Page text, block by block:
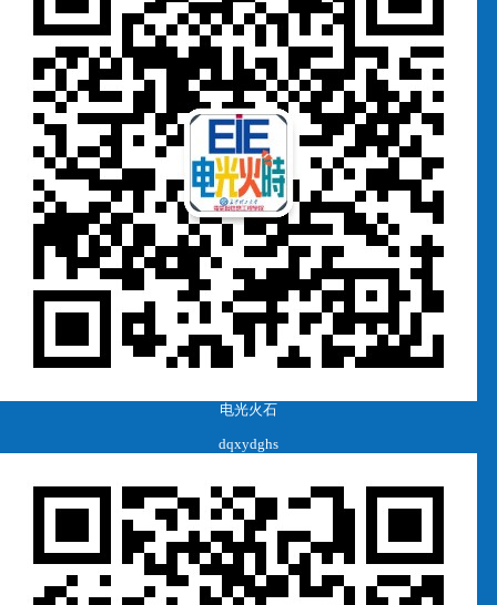
电光火石
dqxydghs